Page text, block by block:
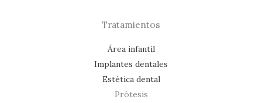
Tratamientos
Área infantil
Implantes dentales
Estética dental
Prótesis